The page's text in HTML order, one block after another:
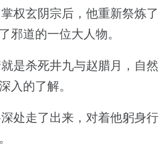
权玄阴宗后，他重新祭炼了
邪道的一位大人物。
是杀死井九与赵腊月，自然
入的了解。
处走了出来，对着他躬身行